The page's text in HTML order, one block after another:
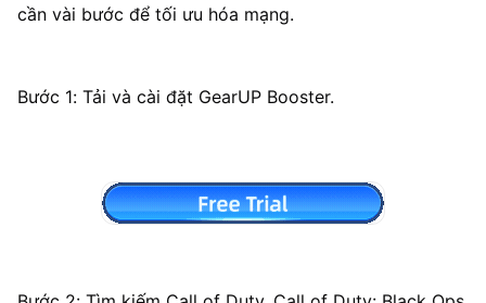
cần vài bước để tối ưu hóa mạng.
Bước 1: Tải và cài đặt GearUP Booster.